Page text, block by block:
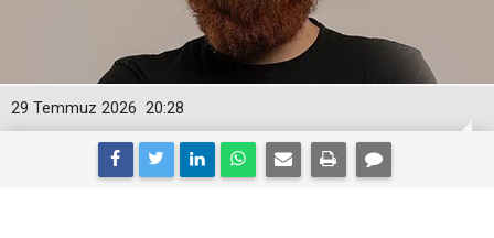
20:28
29 Temmuz 2026